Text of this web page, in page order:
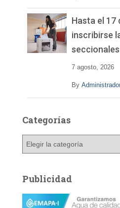
Hasta el 17
inscribirse
seccionales
7 agosto, 2026
By
Categorías
g
o
Publicidad